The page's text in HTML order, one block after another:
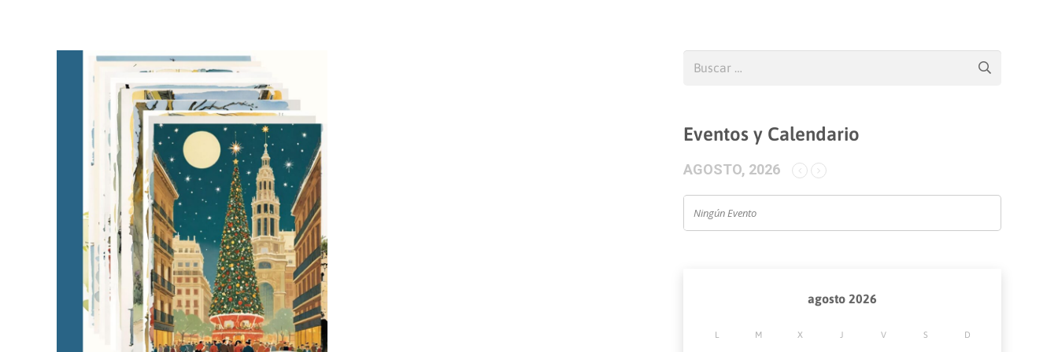
Buscar:
Eventos y Calendario
AGOSTO, 2026
Ningún Evento
agosto 2026
L M X J V S D